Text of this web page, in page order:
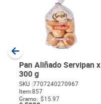
Pan Aliñado Servipan x
300 g
SKU :7707240270967
Item:857
Gramo: $15.97